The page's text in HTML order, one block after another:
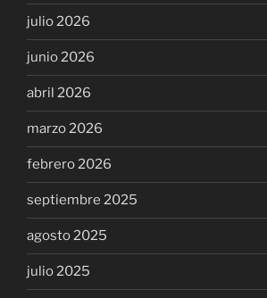
julio 2026
junio 2026
abril 2026
marzo 2026
febrero 2026
septiembre 2025
agosto 2025
julio 2025